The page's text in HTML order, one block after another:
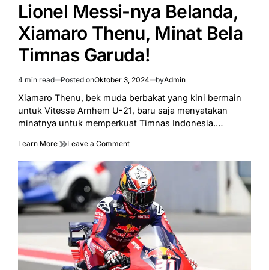
Lionel Messi-nya Belanda,
Xiamaro Thenu, Minat Bela
Timnas Garuda!
Estimated
read
time
4 min read Posted onOktober 3, 2024 byAdmin
Xiamaro Thenu, bek muda berbakat yang kini bermain
untuk Vitesse Arnhem U-21, baru saja menyatakan
minatnya untuk memperkuat Timnas Indonesia.…
Learn More Leave a Commenton
Messi-
nya
Belanda,
Xiamaro
Thenu,
Minat
Bela
Timnas
Garuda!